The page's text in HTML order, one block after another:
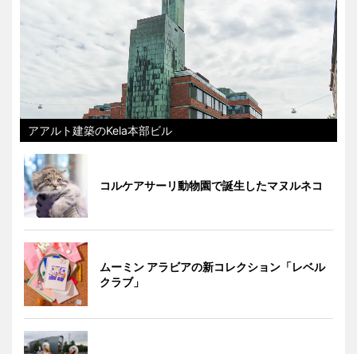
アアルト建築のKela本部ビル
コルケアサーリ動物園で誕生したマヌルネコ
ムーミン アラビアの新コレクション「レベル
クラブ」